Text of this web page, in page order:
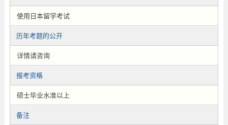
使用日本留学考试
历年考题的公开
详情请咨询
报考资格
硕士毕业水准以上
备注